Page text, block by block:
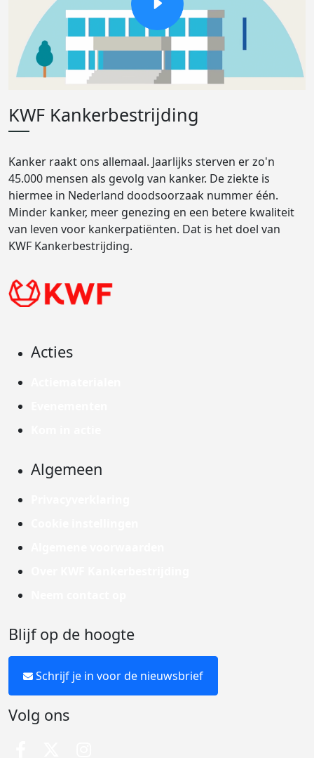
KWF Kankerbestrijding
Kanker raakt ons allemaal. Jaarlijks sterven er zo'n
45.000 mensen als gevolg van kanker. De ziekte is
hiermee in Nederland doodsoorzaak nummer één.
Minder kanker, meer genezing en een betere kwaliteit
van leven voor kankerpatiënten. Dat is het doel van
KWF Kankerbestrijding.
Acties
Algemeen
Blijf op de hoogte
Schrijf je in voor de nieuwsbrief
Volg ons